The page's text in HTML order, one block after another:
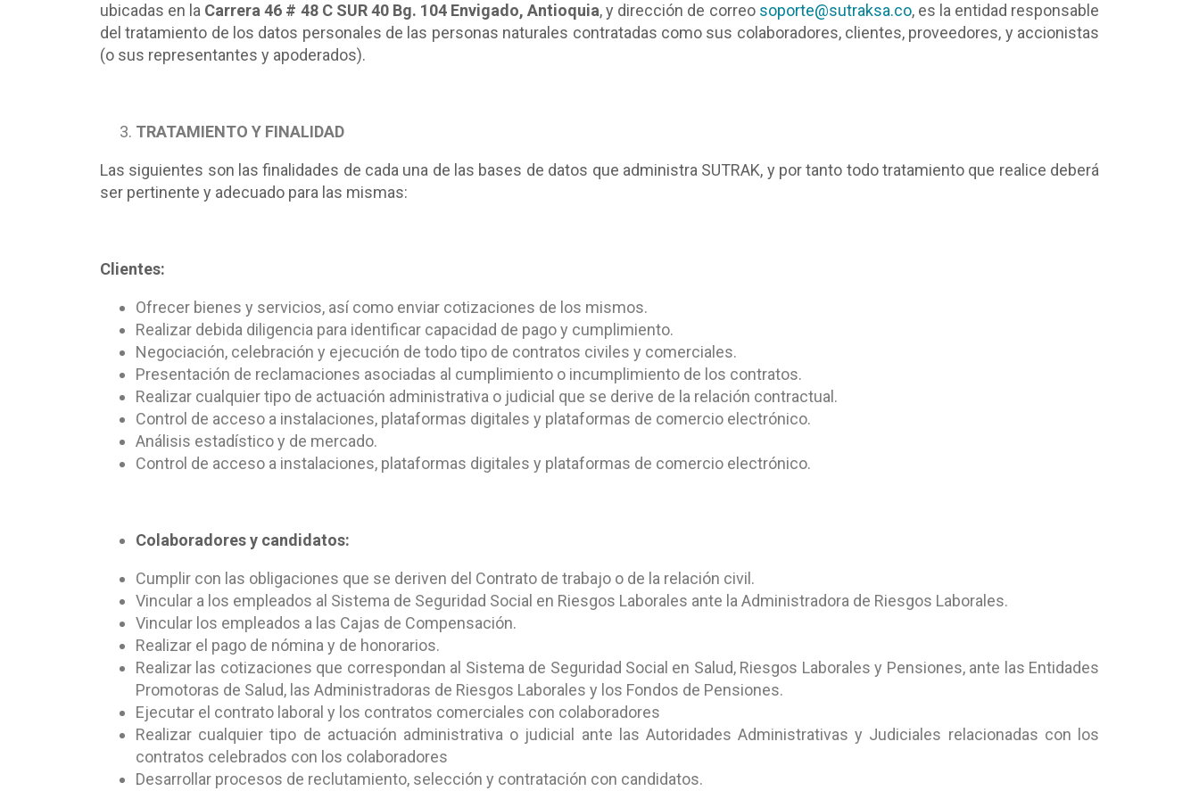
ubicadas en la Carrera 46 # 48 C SUR 40 Bg. 104 Envigado, Antioquia, y dirección de correo soporte@sutraksa.co, es la entidad responsable
del tratamiento de los datos personales de las personas naturales contratadas como sus colaboradores, clientes, proveedores, y accionistas
(o sus representantes y apoderados).
TRATAMIENTO Y FINALIDAD
Las siguientes son las finalidades de cada una de las bases de datos que administra SUTRAK, y por tanto todo tratamiento que realice deberá
ser pertinente y adecuado para las mismas:
Clientes:
Ofrecer bienes y servicios, así como enviar cotizaciones de los mismos.
Realizar debida diligencia para identificar capacidad de pago y cumplimiento.
Negociación, celebración y ejecución de todo tipo de contratos civiles y comerciales.
Presentación de reclamaciones asociadas al cumplimiento o incumplimiento de los contratos.
Realizar cualquier tipo de actuación administrativa o judicial que se derive de la relación contractual.
Control de acceso a instalaciones, plataformas digitales y plataformas de comercio electrónico.
Análisis estadístico y de mercado.
Control de acceso a instalaciones, plataformas digitales y plataformas de comercio electrónico.
Colaboradores y candidatos:
Cumplir con las obligaciones que se deriven del Contrato de trabajo o de la relación civil.
Vincular a los empleados al Sistema de Seguridad Social en Riesgos Laborales ante la Administradora de Riesgos Laborales.
Vincular los empleados a las Cajas de Compensación.
Realizar el pago de nómina y de honorarios.
Realizar las cotizaciones que correspondan al Sistema de Seguridad Social en Salud, Riesgos Laborales y Pensiones, ante las Entidades
Promotoras de Salud, las Administradoras de Riesgos Laborales y los Fondos de Pensiones.
Ejecutar el contrato laboral y los contratos comerciales con colaboradores
Realizar cualquier tipo de actuación administrativa o judicial ante las Autoridades Administrativas y Judiciales relacionadas con los
contratos celebrados con los colaboradores
Desarrollar procesos de reclutamiento, selección y contratación con candidatos.